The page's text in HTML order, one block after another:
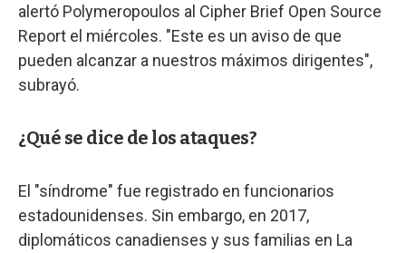
alertó Polymeropoulos al Cipher Brief Open Source
Report el miércoles. "Este es un aviso de que
pueden alcanzar a nuestros máximos dirigentes",
subrayó.
¿Qué se dice de los ataques?
El "síndrome" fue registrado en funcionarios
estadounidenses. Sin embargo, en 2017,
diplomáticos canadienses y sus familias en La